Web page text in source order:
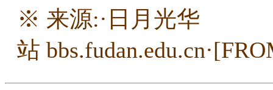
※ 来源:·日月光华
站